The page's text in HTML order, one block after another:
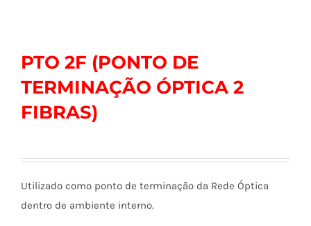
PTO 2F (PONTO DE
TERMINAÇÃO ÓPTICA 2
FIBRAS)
Utilizado como ponto de terminação da Rede Óptica
dentro de ambiente interno.